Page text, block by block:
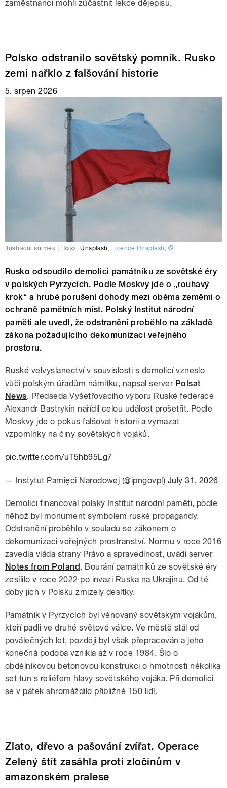
zaměstnanci mohli zúčastnit lekce dějepisu.
Polsko odstranilo sovětský pomník. Rusko
zemi nařklo z falšování historie
5. srpen 2026
Ilustrační snímek foto: Unsplash , Licence Unsplash , ©
Rusko odsoudilo demolici památníku ze sovětské éry
v polských Pyrzycích. Podle Moskvy jde o „rouhavý
krok“ a hrubé porušení dohody mezi oběma zeměmi o
ochraně pamětních míst. Polský Institut národní
paměti ale uvedl, že odstranění proběhlo na základě
zákona požadujícího dekomunizaci veřejného
prostoru.
Ruské velvyslanectví v souvislosti s demolicí vzneslo
vůči polským úřadům námitku, napsal server Polsat
News. Předseda Vyšetřovacího výboru Ruské federace
Alexandr Bastrykin nařídil celou událost prošetřit. Podle
Moskvy jde o pokus falšovat historii a vymazat
vzpomínky na činy sovětských vojáků.
pic.twitter.com/uT5hb95Lg7
— Instytut Pamięci Narodowej (@ipngovpl) July 31, 2026
Demolici financoval polský Institut národní paměti, podle
něhož byl monument symbolem ruské propagandy.
Odstranění proběhlo v souladu se zákonem o
dekomunizaci veřejných prostranství. Normu v roce 2016
zavedla vláda strany Právo a spravedlnost, uvádí server
Notes from Poland. Bourání památníků ze sovětské éry
zesílilo v roce 2022 po invazi Ruska na Ukrajinu. Od té
doby jich v Polsku zmizely desítky.
Památník v Pyrzycích byl věnovaný sovětským vojákům,
kteří padli ve druhé světové válce. Ve městě stál od
poválečných let, později byl však přepracován a jeho
konečná podoba vznikla až v roce 1984. Šlo o
obdélníkovou betonovou konstrukci o hmotnosti několika
set tun s reliéfem hlavy sovětského vojáka. Při demolici
se v pátek shromáždilo přibližně 150 lidí.
Zlato, dřevo a pašování zvířat. Operace
Zelený štít zasáhla proti zločinům v
amazonském pralese